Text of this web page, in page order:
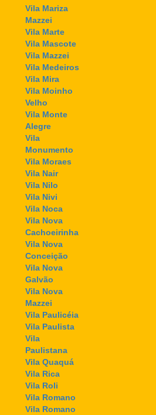
Vila Mariza
Mazzei
Vila Marte
Vila Mascote
Vila Mazzei
Vila Medeiros
Vila Mira
Vila Moinho
Velho
Vila Monte
Alegre
Vila
Monumento
Vila Moraes
Vila Nair
Vila Nilo
Vila Nivi
Vila Noca
Vila Nova
Cachoeirinha
Vila Nova
Conceição
Vila Nova
Galvão
Vila Nova
Mazzei
Vila Paulicéia
Vila Paulista
Vila
Paulistana
Vila Quaquá
Vila Rica
Vila Roli
Vila Romano
Vila Romano